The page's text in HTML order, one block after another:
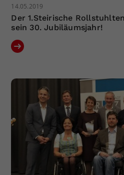
14.05.2019
Der 1.Steirische
sein 30. Jubiläumsjahr!